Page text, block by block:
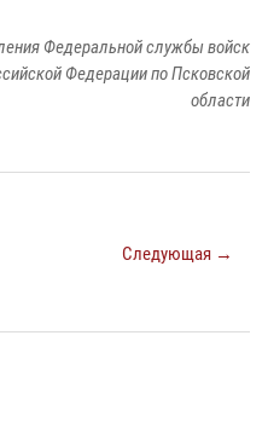
Федеральной службы войск
Федерации по Псковской
области
Следующая →